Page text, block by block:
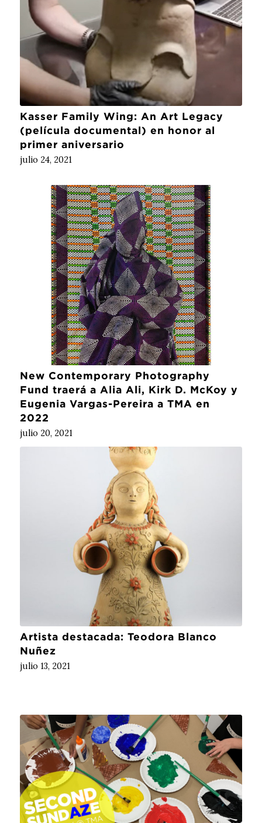
Kasser Family Wing: An Art Legacy
(película documental) en honor al
primer aniversario
julio 24, 2021
New Contemporary Photography
Fund traerá a Alia Ali, Kirk D. McKoy y
Eugenia Vargas-Pereira a TMA en
2022
julio 20, 2021
Artista destacada: Teodora Blanco
Nuñez
julio 13, 2021